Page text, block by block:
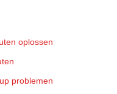
oplossen
problemen